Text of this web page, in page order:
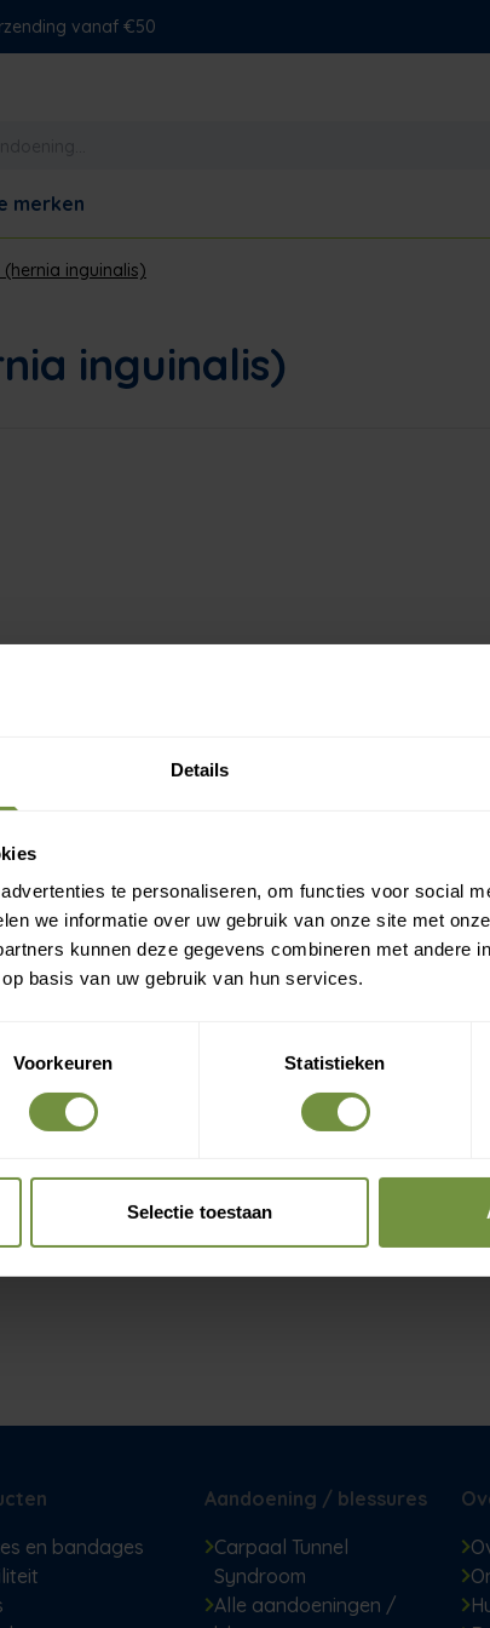
Details
te personaliseren, om functies voor social
we informatie over uw gebruik van onze site met
kunnen deze gegevens combineren met andere
basis van uw gebruik van hun services.
Voorkeuren Statistieken
Selectie toestaan
vanaf €50
merken
inguinalis)
inguinalis)
en bandages
Aandoening / blessures
Carpaal Tunnel
Syndroom
Alle aandoeningen /